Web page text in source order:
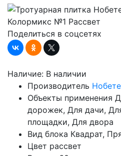
Поделиться в соцсетях
Наличие: В наличии
Производитель
Объекты применения
дорожек, Для дачи,
площадки, Для двора
Вид блока Квадрат,
Цвет рассвет